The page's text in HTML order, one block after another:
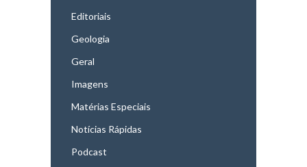
Editoriais
Geologia
Geral
Imagens
Matérias Especiais
Notícias Rápidas
Podcast